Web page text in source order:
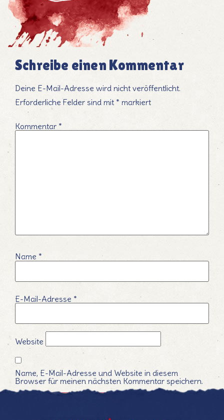
Schreibe einen Kommentar
Deine E-Mail-Adresse wird nicht veröffentlicht.
Erforderliche Felder sind mit * markiert
Kommentar *
Name *
E-Mail-Adresse *
Website
Name, E-Mail-Adresse und Website in diesem
Browser für meinen nächsten Kommentar speichern.